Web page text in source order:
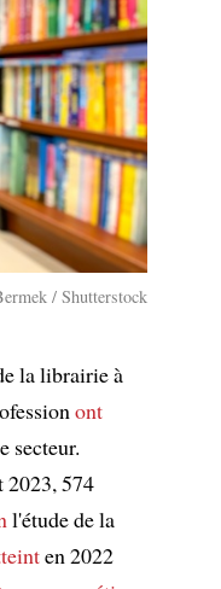
/ Shutterstock
la librairie à
ont
secteur.
2023, 574
l'étude de la
en 2022